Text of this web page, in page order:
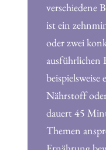
verschiedene
ist ein
oder zwei
ausführlichen
Nährstoff
dauert 45
Themen